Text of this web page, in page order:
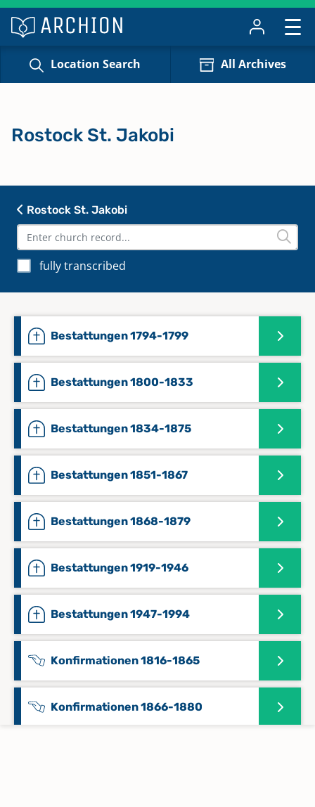
Location Search All Archives
Rostock St. Jakobi
fully transcribed
Bestattungen 1794-1799
Bestattungen 1800-1833
Bestattungen 1834-1875
Bestattungen 1851-1867
Bestattungen 1868-1879
Bestattungen 1919-1946
Bestattungen 1947-1994
Konfirmationen 1816-1865
Konfirmationen 1866-1880
Rostock St. Jakobi